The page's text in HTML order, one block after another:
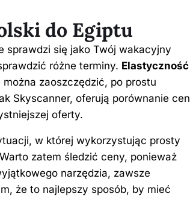
do Egiptu
sprawdzi się jako Twój wakacyjny
różne terminy. Elastyczność
zaoszczędzić, po prostu
Skyscanner, oferują porównanie cen
oferty.
w której wykorzystując prosty
Warto zatem śledzić ceny, ponieważ
narzędzia, zawsze
że to najlepszy sposób, by mieć